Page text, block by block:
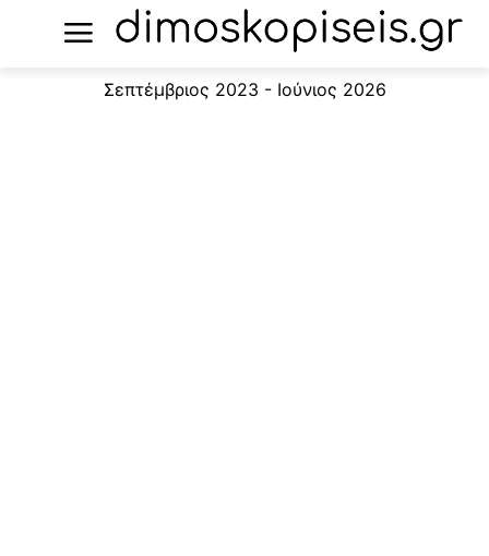
Σεπτέμβριος 2023 - Ιούνιος 2026